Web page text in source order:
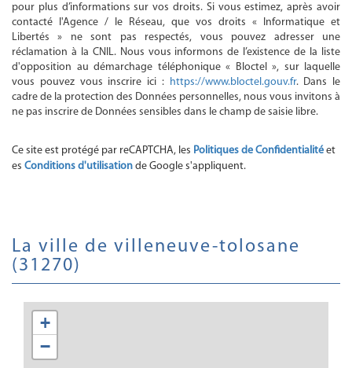
pour plus d’informations sur vos droits. Si vous estimez, après avoir
contacté l'Agence / le Réseau, que vos droits « Informatique et
Libertés » ne sont pas respectés, vous pouvez adresser une
réclamation à la CNIL. Nous vous informons de l’existence de la liste
d'opposition au démarchage téléphonique « Bloctel », sur laquelle
vous pouvez vous inscrire ici : https://www.bloctel.gouv.fr. Dans le
cadre de la protection des Données personnelles, nous vous invitons à
ne pas inscrire de Données sensibles dans le champ de saisie libre.
Ce site est protégé par reCAPTCHA, les Politiques de Confidentialité et
es Conditions d'utilisation de Google s'appliquent.
la ville de villeneuve-tolosane
(31270)
+
−